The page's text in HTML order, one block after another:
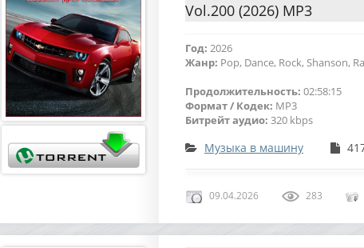
Vol.200 (2026) MP3
Год: 2026
Жанр: Pop, Dance, Rock, Shanson,
Продолжительность: 02:58:15
Формат / Кодек: MP3
Битрейт аудио: 320 kbps
Музыка в машину
09.04.2026 283